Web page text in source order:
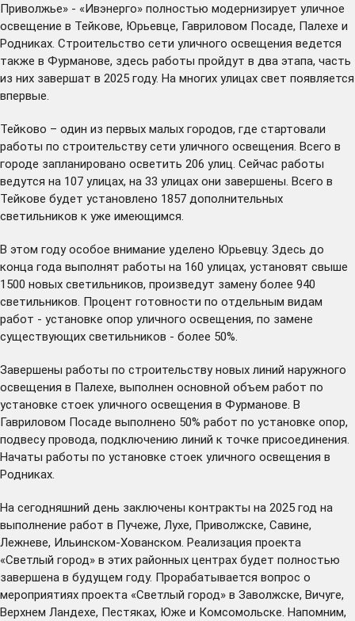
Приволжье» - «Ивэнерго» полностью модернизирует уличное
освещение в Тейкове, Юрьевце, Гавриловом Посаде, Палехе и
Родниках. Строительство сети уличного освещения ведется
также в Фурманове, здесь работы пройдут в два этапа, часть
из них завершат в 2025 году. На многих улицах свет появляется
впервые.
Тейково – один из первых малых городов, где стартовали
работы по строительству сети уличного освещения. Всего в
городе запланировано осветить 206 улиц. Сейчас работы
ведутся на 107 улицах, на 33 улицах они завершены. Всего в
Тейкове будет установлено 1857 дополнительных
светильников к уже имеющимся.
В этом году особое внимание уделено Юрьевцу. Здесь до
конца года выполнят работы на 160 улицах, установят свыше
1500 новых светильников, произведут замену более 940
светильников. Процент готовности по отдельным видам
работ - установке опор уличного освещения, по замене
существующих светильников - более 50%.
Завершены работы по строительству новых линий наружного
освещения в Палехе, выполнен основной объем работ по
установке стоек уличного освещения в Фурманове. В
Гавриловом Посаде выполнено 50% работ по установке опор,
подвесу провода, подключению линий к точке присоединения.
Начаты работы по установке стоек уличного освещения в
Родниках.
На сегодняшний день заключены контракты на 2025 год на
выполнение работ в Пучеже, Лухе, Приволжске, Савине,
Лежневе, Ильинском-Хованском. Реализация проекта
«Светлый город» в этих районных центрах будет полностью
завершена в будущем году. Прорабатывается вопрос о
мероприятиях проекта «Светлый город» в Заволжске, Вичуге,
Верхнем Ландехе, Пестяках, Юже и Комсомольске. Напомним,